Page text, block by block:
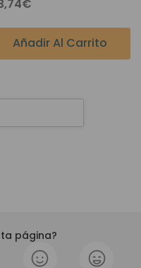
Añadir Al Carrito
página?